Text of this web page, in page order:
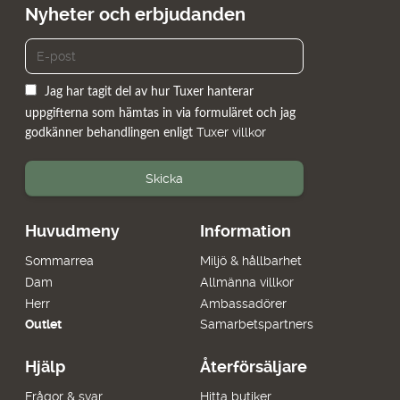
Huvudmeny
Sommarrea
Dam
Herr
Outlet
Information
Miljö & hållbarhet
Allmänna villkor
Ambassadörer
Samarbetspartners
Hjälp
Frågor & svar
Återförsäljare
Hitta butiker
Nyheter och erbjudanden
Jag har tagit del av hur Tuxer hanterar
uppgifterna som hämtas in via formuläret och jag
godkänner behandlingen enligt Tuxer villkor
Skicka